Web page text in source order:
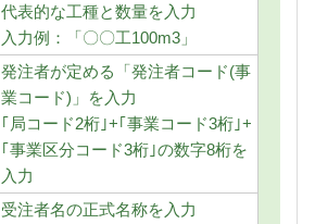
代表的な工種と数量を入力
入力例：「〇〇工100m3」
発注者が定める「発注者コード(事
業コード)」を入力
｢局コード2桁｣+｢事業コード3桁｣+
｢事業区分コード3桁｣の数字8桁を
入力
受注者名の正式名称を入力